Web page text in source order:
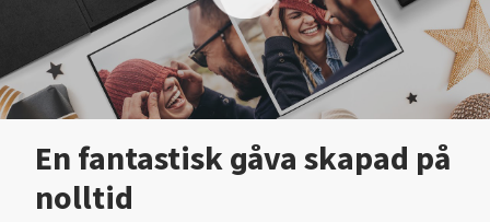
En fantastisk gåva skapad på
nolltid